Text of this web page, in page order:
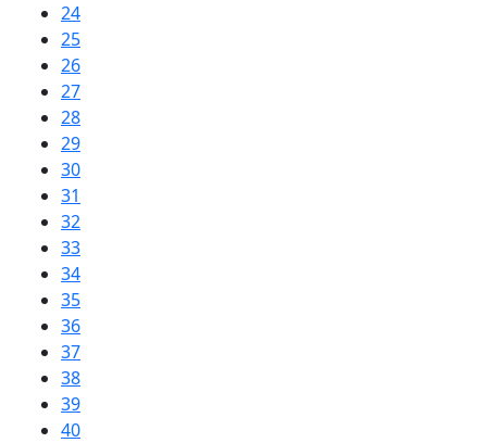
24
25
26
27
28
29
30
31
32
33
34
35
36
37
38
39
40